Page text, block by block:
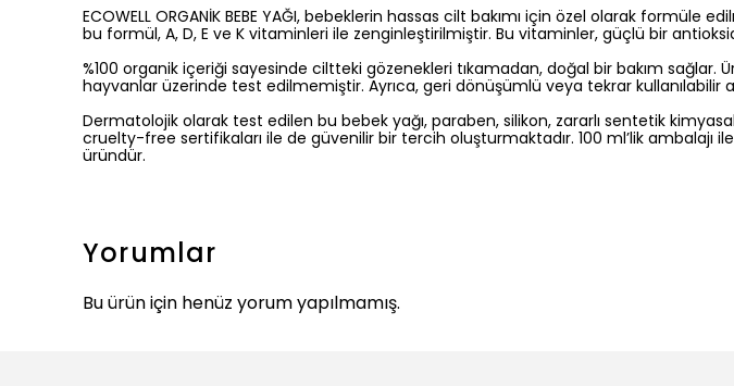
ECOWELL ORGANİK BEBE YAĞI, bebeklerin hassas cilt bakımı için özel olarak
bu formül, A, D, E ve K vitaminleri ile zenginleştirilmiştir. Bu vitaminler, güçlü bir
%100 organik içeriği sayesinde ciltteki gözenekleri tıkamadan, doğal bir bakım sağlar.
hayvanlar üzerinde test edilmemiştir. Ayrıca, geri dönüşümlü veya tekrar kullanılabilir
Dermatolojik olarak test edilen bu bebek yağı, paraben, silikon, zararlı sentetik
cruelty-free sertifikaları ile de güvenilir bir tercih oluşturmaktadır. 100 ml’lik ambalajı
üründür.
Yorumlar
Bu ürün için henüz yorum yapılmamış.